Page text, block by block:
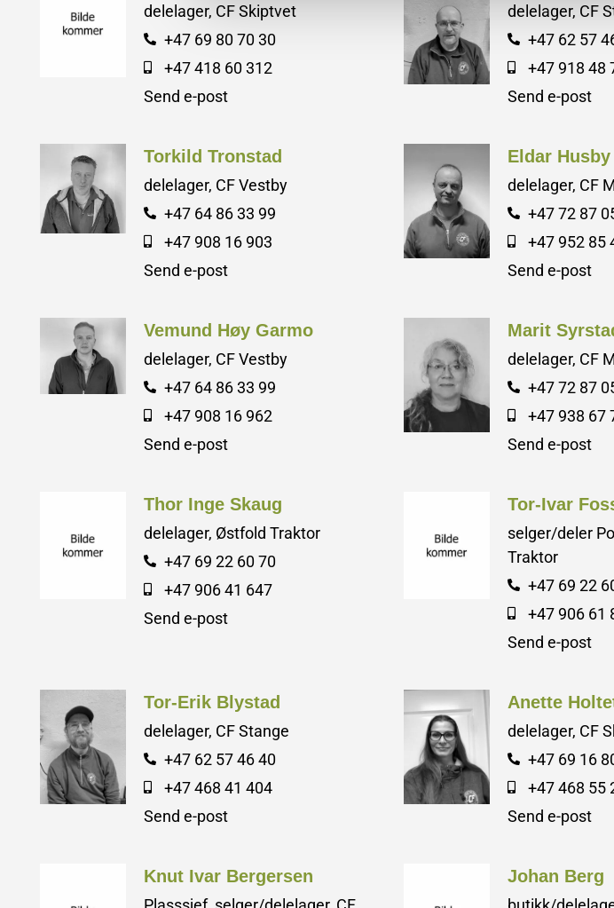
delelager, CF Skiptvet
+47 69 80 70 30
+47 418 60 312
Send e-post
delelager, CF
+47 62 57
+47 918 48
Send e-post
Torkild Tronstad
delelager, CF Vestby
+47 64 86 33 99
+47 908 16 903
Send e-post
Eldar Husby
delelager, CF
+47 72 87
+47 952 85
Send e-post
Vemund Høy Garmo
delelager, CF Vestby
+47 64 86 33 99
+47 908 16 962
Send e-post
Marit
delelager, CF
+47 72 87
+47 938 67
Send e-post
Thor Inge Skaug
delelager, Østfold Traktor
+47 69 22 60 70
+47 906 41 647
Send e-post
Tor-Ivar
selger/deler
Traktor
+47 69 22
+47 906 61
Send e-post
Tor-Erik Blystad
delelager, CF Stange
+47 62 57 46 40
+47 468 41 404
Send e-post
Anette
delelager, CF
+47 69 16
+47 468 55
Send e-post
Knut Ivar Bergersen Johan Berg